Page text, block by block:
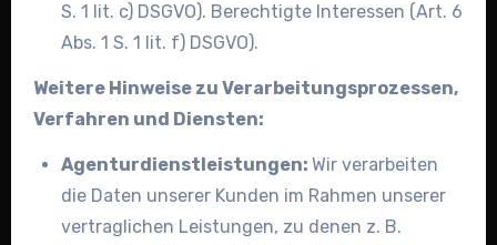
S. 1 lit. c) DSGVO). Berechtigte Interessen (Art. 6
Abs. 1 S. 1 lit. f) DSGVO).
Weitere Hinweise zu Verarbeitungsprozessen,
Verfahren und Diensten:
Agenturdienstleistungen:Wir verarbeiten
die Daten unserer Kunden im Rahmen unserer
vertraglichen Leistungen, zu denen z. B.